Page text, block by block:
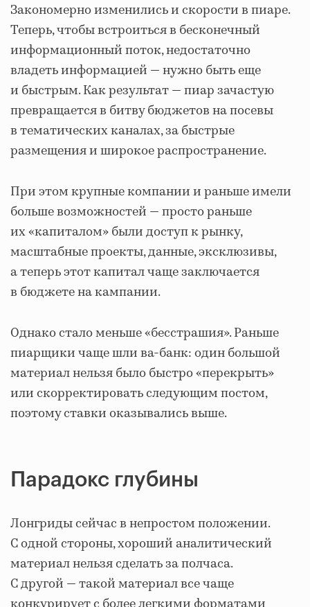
Закономерно изменились и скорости в пиаре.
Теперь, чтобы встроиться в бесконечный
информационный поток, недостаточно
владеть информацией — нужно быть еще
и быстрым. Как результат — пиар зачастую
превращается в битву бюджетов на посевы
в тематических каналах, за быстрые
размещения и широкое распространение.
При этом крупные компании и раньше имели
больше возможностей — просто раньше
их «капиталом» были доступ к рынку,
масштабные проекты, данные, эксклюзивы,
а теперь этот капитал чаще заключается
в бюджете на кампании.
Однако стало меньше «бесстрашия». Раньше
пиарщики чаще шли ва-банк: один большой
материал нельзя было быстро «перекрыть»
или скорректировать следующим постом,
поэтому ставки оказывались выше.
Парадокс глубины
Лонгриды сейчас в непростом положении.
С одной стороны, хороший аналитический
материал нельзя сделать за полчаса.
С другой — такой материал все чаще